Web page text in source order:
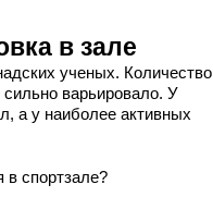
в зале
ученых. Количество
варьировало. У
а у наиболее активных
в спортзале?